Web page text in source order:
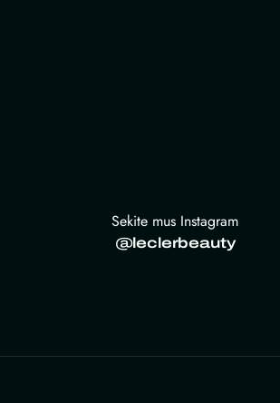
Sekite mus Instagram
@leclerbeauty